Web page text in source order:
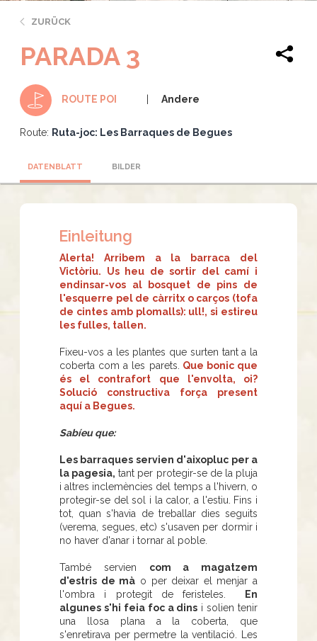
ZURÜCK
PARADA 3
ROUTE POI Andere
Route: Ruta-joc: Les Barraques de Begues
DATENBLATT BILDER
Einleitung
Alerta! Arribem a la barraca del
Victòriu. Us heu de sortir del camí i
endinsar-vos al bosquet de pins de
l'esquerre pel de càrritx o carços (tofa
de cintes amb plomalls): ull!, si estireu
les fulles, tallen.
Fixeu-vos a les plantes que surten tant a la
coberta com a les parets. Que bonic que
és el contrafort que l'envolta, oi?
Solució constructiva força present
aquí a Begues.
Sabíeu que:
Les barraques servien d'aixopluc per a
la pagesia, tant per protegir-se de la pluja
i altres inclemències del temps a l'hivern, o
protegir-se del sol i la calor, a l'estiu. Fins i
tot, quan s'havia de treballar dies seguits
(verema, segues, etc) s'usaven per dormir i
no haver d'anar i tornar al poble.
També servien com a magatzem
d'estris de mà o per deixar el menjar a
l'ombra i protegit de feristeles.
En
algunes s'hi feia foc a dins i solien tenir
una llosa plana a la coberta, que
s'enretirava per permetre la ventilació. Les